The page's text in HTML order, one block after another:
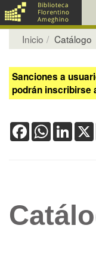
Inicio Catálogo
Sanciones a
podrán inscribirse
FacebookWhatsApp